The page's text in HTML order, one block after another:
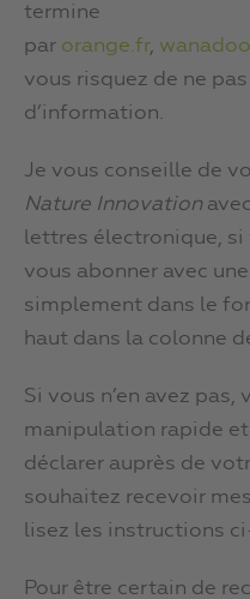
termine
par orange.fr,
vous risquez de ne
d’information.
Je vous conseille de
Nature Innovation
lettres électronique, si
vous abonner avec
simplement dans le
haut dans la colonne
Si vous n’en avez
manipulation rapide
déclarer auprès de
souhaitez recevoir
lisez les instructions
Pour être certain de